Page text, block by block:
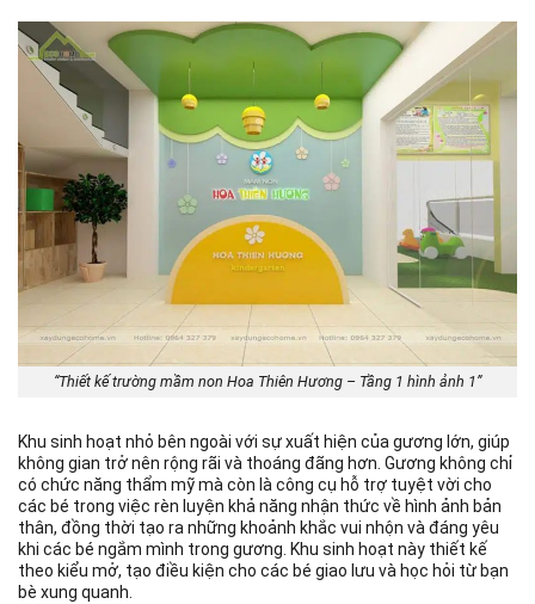
“Thiết kế trường mầm non Hoa Thiên Hương – Tầng 1 hình ảnh 1”
Khu sinh hoạt nhỏ bên ngoài với sự xuất hiện của gương lớn, giúp
không gian trở nên rộng rãi và thoáng đãng hơn. Gương không chỉ
có chức năng thẩm mỹ mà còn là công cụ hỗ trợ tuyệt vời cho
các bé trong việc rèn luyện khả năng nhận thức về hình ảnh bản
thân, đồng thời tạo ra những khoảnh khắc vui nhộn và đáng yêu
khi các bé ngắm mình trong gương. Khu sinh hoạt này thiết kế
theo kiểu mở, tạo điều kiện cho các bé giao lưu và học hỏi từ bạn
bè xung quanh.